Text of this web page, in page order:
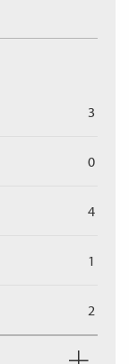
3
0
4
1
2